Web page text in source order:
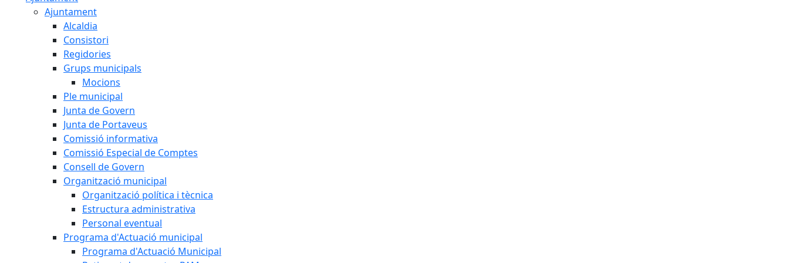
Ajuntament
Alcaldia
Consistori
Regidories
Grups municipals
Mocions
Ple municipal
Junta de Govern
Junta de Portaveus
Comissió informativa
Comissió Especial de Comptes
Consell de Govern
Organització municipal
Organització política i tècnica
Estructura administrativa
Personal eventual
Programa d'Actuació municipal
Programa d'Actuació Municipal